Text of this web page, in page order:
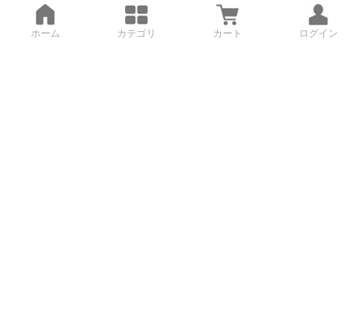
ホーム カテゴリ カート ログイン